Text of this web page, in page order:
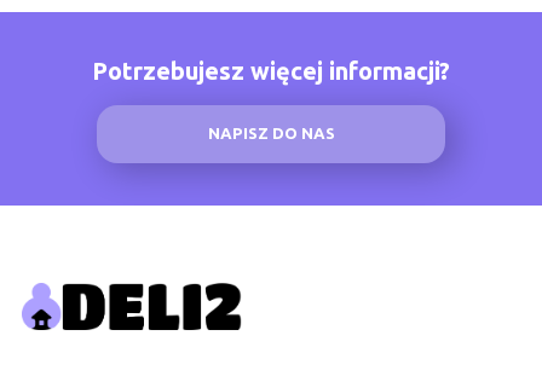
Potrzebujesz więcej informacji?
NAPISZ DO NAS